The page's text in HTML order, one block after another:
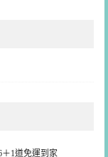
＋1道免運到家